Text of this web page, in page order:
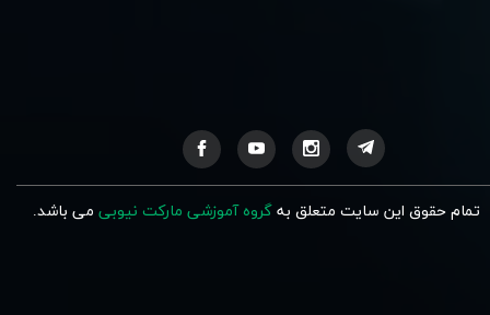
تمام حقوق این سایت متعلق بهگروه آموزشی مارکت نیوبی می باشد.